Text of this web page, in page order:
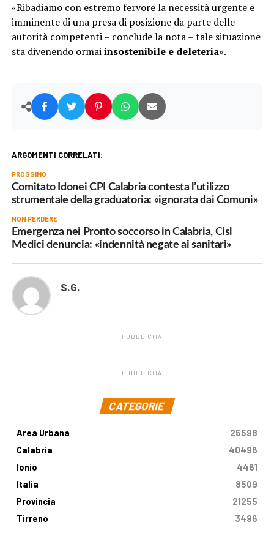
«Ribadiamo con estremo fervore la necessità urgente e
imminente di una presa di posizione da parte delle
autorità competenti – conclude la nota – tale situazione
sta divenendo ormaiinsostenibile e deleteria».
ARGOMENTI CORRELATI:
PROSSIMO
Comitato Idonei CPI Calabria contesta l’utilizzo
strumentale della graduatoria: «ignorata dai Comuni»
NON PERDERE
Emergenza nei Pronto soccorso in Calabria, Cisl
Medici denuncia: «indennità negate ai sanitari»
S.G.
PUBBLICITÀ
PUBBLICITÀ
CATEGORIE
Area Urbana
25598
Calabria
40496
Ionio
4461
Italia
8509
Provincia
21255
Tirreno
3496